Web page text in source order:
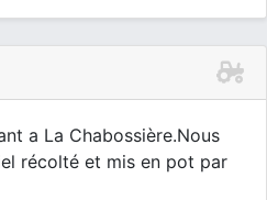
a La Chabossière.Nous
récolté et mis en pot par